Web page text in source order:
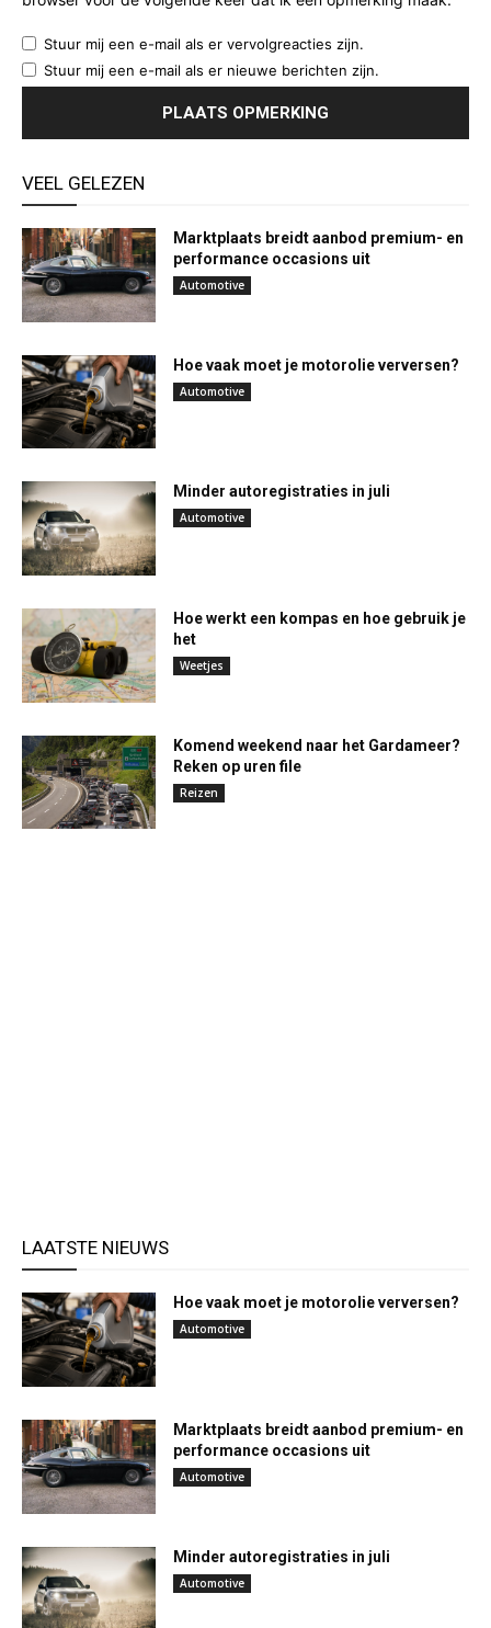
Stuur mij een e-mail als er vervolgreacties zijn.
Stuur mij een e-mail als er nieuwe berichten zijn.
VEEL GELEZEN
Marktplaats breidt aanbod premium- en
performance occasions uit
Automotive
Hoe vaak moet je motorolie verversen?
Automotive
Minder autoregistraties in juli
Automotive
Hoe werkt een kompas en hoe gebruik je
het
Weetjes
Komend weekend naar het Gardameer?
Reken op uren file
Reizen
LAATSTE NIEUWS
Hoe vaak moet je motorolie verversen?
Automotive
Marktplaats breidt aanbod premium- en
performance occasions uit
Automotive
Minder autoregistraties in juli
Automotive